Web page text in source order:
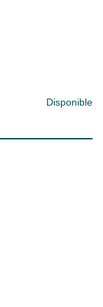
Disponible